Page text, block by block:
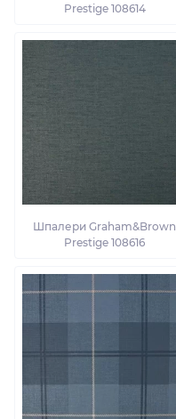
Prestige 108614
Шпалери Graham&Brown
Prestige 108616